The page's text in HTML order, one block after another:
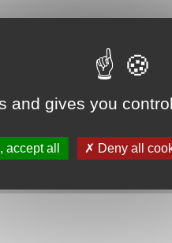
and gives you
accept all Deny all